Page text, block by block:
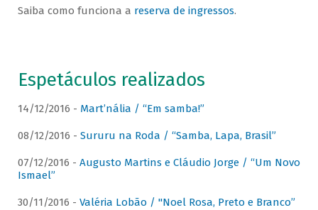
Saiba como funciona a reserva de ingressos.
Espetáculos realizados
14/12/2016 - Mart’nália / “Em samba!”
08/12/2016 - Sururu na Roda / “Samba, Lapa, Brasil”
07/12/2016 - Augusto Martins e Cláudio Jorge / “Um Novo
Ismael”
30/11/2016 - Valéria Lobão / "Noel Rosa, Preto e Branco”